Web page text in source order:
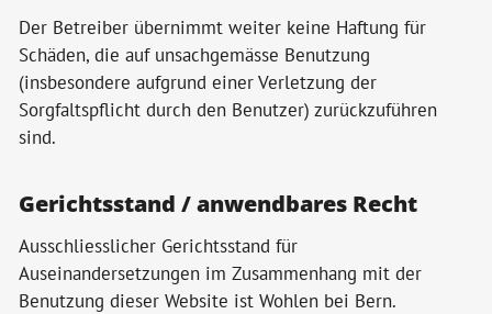
Der Betreiber übernimmt weiter keine Haftung für
Schäden, die auf unsachgemässe Benutzung
(insbesondere aufgrund einer Verletzung der
Sorgfaltspflicht durch den Benutzer) zurückzuführen
sind.
Gerichtsstand / anwendbares Recht
Ausschliesslicher Gerichtsstand für
Auseinandersetzungen im Zusammenhang mit der
Benutzung dieser Website ist Wohlen bei Bern.